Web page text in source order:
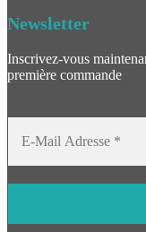
Newsletter
Inscrivez-vous
première commande